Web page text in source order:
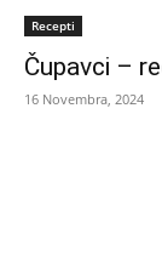
Recepti
Čupavci –
16 Novembra, 2024